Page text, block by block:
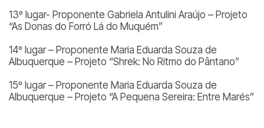
13º lugar- Proponente Gabriela Antulini Araújo – Projeto
“As Donas do Forró Lá do Muquém”
14º lugar – Proponente Maria Eduarda Souza de
Albuquerque – Projeto “Shrek: No Ritmo do Pântano”
15º lugar – Proponente Maria Eduarda Souza de
Albuquerque – Projeto “A Pequena Sereira: Entre Marés”